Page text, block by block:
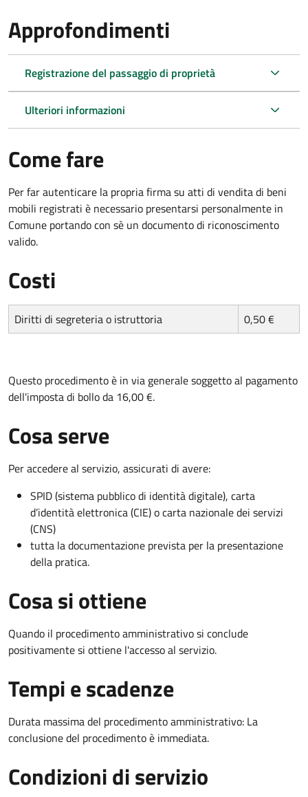
Approfondimenti
Registrazione del passaggio di proprietà
Ulteriori informazioni
Come fare
Per far autenticare la propria firma su atti di vendita di beni
mobili registrati è necessario presentarsi personalmente in
Comune portando con sè un documento di riconoscimento
valido.
Costi
Diritti di segreteria o istruttoria 0,50 €
Questo procedimento è in via generale soggetto al pagamento
dell'imposta di bollo da 16,00 €.
Cosa serve
Per accedere al servizio, assicurati di avere:
SPID (sistema pubblico di identità digitale), carta
d’identità elettronica (CIE) o carta nazionale dei servizi
(CNS)
tutta la documentazione prevista per la presentazione
della pratica.
Cosa si ottiene
Quando il procedimento amministrativo si conclude
positivamente si ottiene l'accesso al servizio.
Tempi e scadenze
Durata massima del procedimento amministrativo: La
conclusione del procedimento è immediata.
Condizioni di servizio